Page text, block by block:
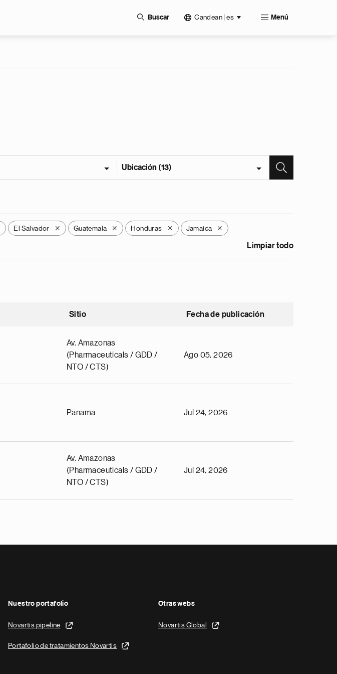
Buscar Candean | es Menú
Ubicación (13)
El Salvador X Guatemala X Honduras X Jamaica X
Limpiar todo
Sitio Fecha de publicación
Av. Amazonas
(Pharmaceuticals / GDD /
NTO / CTS)
Ago 05, 2026
Panama Jul 24, 2026
Av. Amazonas
(Pharmaceuticals / GDD /
NTO / CTS)
Jul 24, 2026
Nuestro portafolio
Novartis pipeline
Portafolio de tratamientos Novartis
Otras webs
Novartis Global